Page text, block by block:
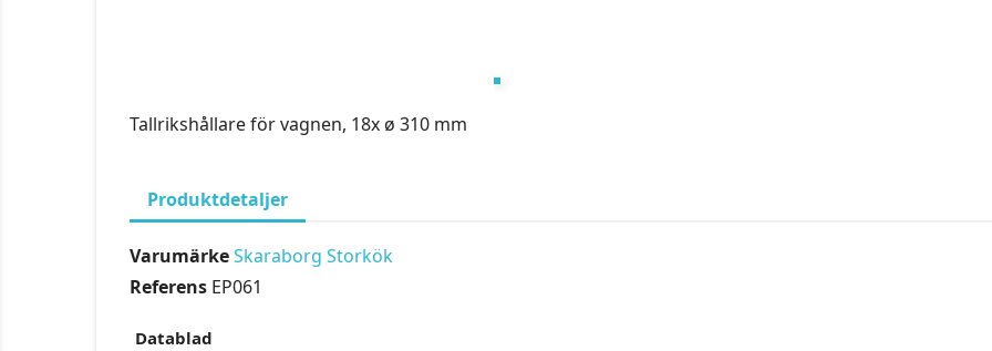
Tallrikshållare för vagnen, 18x ø 310 mm
Produktdetaljer
VarumärkeSkaraborg Storkök
Referens EP061
Datablad